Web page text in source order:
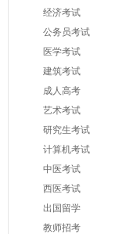
经济考试
公务员考试
医学考试
建筑考试
成人高考
艺术考试
研究生考试
计算机考试
中医考试
西医考试
出国留学
教师招考